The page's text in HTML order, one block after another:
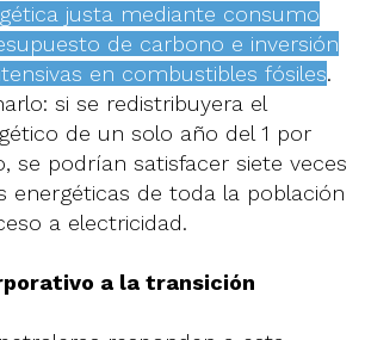
justa mediante consumo
de carbono e inversión
en combustibles fósiles.
si se redistribuyera el
de un solo año del 1 por
se podrían satisfacer siete veces
energéticas de toda la población
a electricidad.
a la transición